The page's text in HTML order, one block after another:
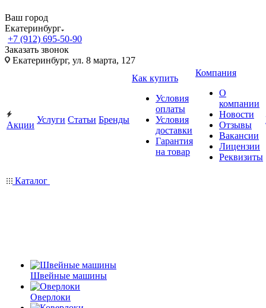
Ваш город
Екатеринбург
+7 (912) 695-50-90
Заказать звонок
Екатеринбург, ул. 8 марта, 127
Акции
Услуги Статьи Бренды
Как купить
Условия
оплаты
Условия
доставки
Гарантия
на товар
Компания
О
компании
Новости
Отзывы
Вакансии
Лицензии
Реквизиты
Каталог
Швейные машины
Оверлоки